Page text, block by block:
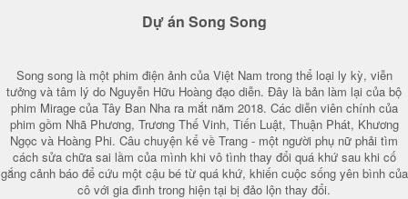
Dự án Song Song
Song song là một phim điện ảnh của Việt Nam trong thể loại ly kỳ, viễn
tưởng và tâm lý do Nguyễn Hữu Hoàng đạo diễn. Đây là bản làm lại của bộ
phim Mirage của Tây Ban Nha ra mắt năm 2018. Các diễn viên chính của
phim gồm Nhã Phương, Trương Thế Vinh, Tiến Luật, Thuận Phát, Khương
Ngọc và Hoàng Phi. Câu chuyện kể về Trang - một người phụ nữ phải tìm
cách sửa chữa sai lầm của mình khi vô tình thay đổi quá khứ sau khi cố
gắng cảnh báo để cứu một cậu bé từ quá khứ, khiến cuộc sống yên bình của
cô với gia đình trong hiện tại bị đảo lộn thay đổi.